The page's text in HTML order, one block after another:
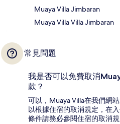
Muaya Villa Jimbaran
Muaya Villa Villa Jimbaran
常見問題
我是否可以免費取消
款？
可以，Muaya Villa在我們網
以根據住宿的取消規定，在
條件請務必參閱住宿的取消規